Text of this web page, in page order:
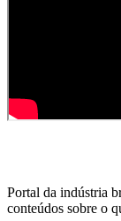
Portal da indústria
conteúdos sobre o